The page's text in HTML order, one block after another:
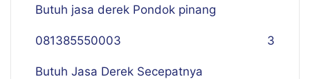
Butuh jasa derek Pondok pinang
081385550003 3
Butuh Jasa Derek Secepatnya